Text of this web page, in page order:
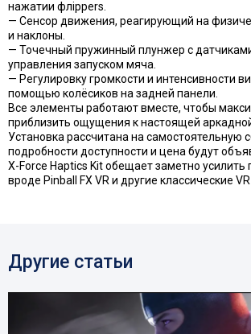
нажатии флippers.
— Сенсор движения, реагирующий на
и наклоны.
— Точечный пружинный плунжер с
управления запуском мяча.
— Регулировку громкости и интенсивности
помощью колёсиков на задней панели.
Все элементы работают вместе, чтобы
приблизить ощущения к настоящей
Установка рассчитана на самостоятельную
подробности доступности и цена будут
X-Force Haptics Kit обещает заметно усилить
вроде Pinball FX VR и другие классические
Другие статьи